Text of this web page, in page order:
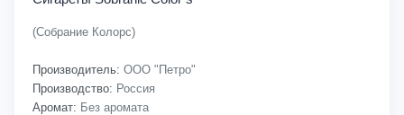
(Собрание Колорс)
Производитель: ООО "Петро"
Производство: Россия
Аромат: Без аромата